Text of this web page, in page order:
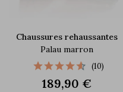
Chaussures rehaussantes
Palau marron
(10)
189,90 €